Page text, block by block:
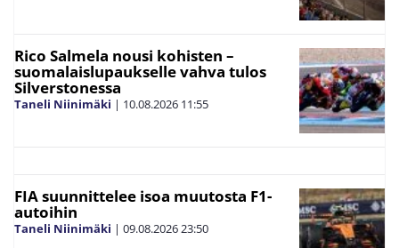
Rico Salmela nousi kohisten –
suomalaislupaukselle vahva tulos
Silverstonessa
Taneli Niinimäki | 10.08.2026 11:55
FIA suunnittelee isoa muutosta F1-
autoihin
Taneli Niinimäki | 09.08.2026 23:50